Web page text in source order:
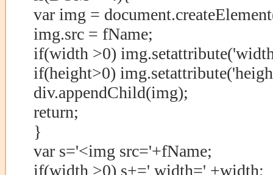
var img =
img.src = fName;
if(width >0)
if(height>0)
div.appendChild(img);
return;
}
var s='<img src='+fName;
if(width >0) s+=' width=' +width;